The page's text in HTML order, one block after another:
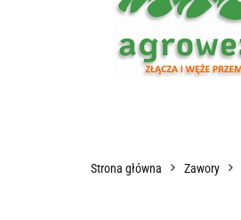
Strona główna Zawory